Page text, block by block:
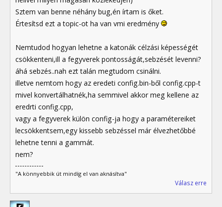
Sztem van benne néhány bug,én írtam is őket.
Értesítsd ezt a topic-ot ha van vmi eredmény
Nemtudod hogyan lehetne a katonák célzási képességét
csökkenteni,ill a fegyverek pontosságát,sebzését levenni?
áhá sebzés..nah ezt talán megtudom csinálni.
illetve nemtom hogy az eredeti config.bin-ből config.cpp-t
mivel konvertálhatnék,ha semmivel akkor meg kellene az
eredrti config.cpp,
vagy a fegyverek külön config-ja hogy a paramétereiket
lecsökkentsem,egy kissebb sebzéssel már élvezhetőbbé
lehetne tenni a gammát.
nem?
"A könnyebbik út mindíg el van aknásítva"
Válasz erre